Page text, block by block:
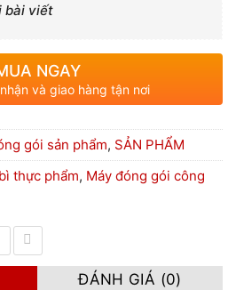
bài viết
NGAY
và giao hàng tận nơi
gói sản phẩm, SẢN PHẨM
thực phẩm, Máy đóng gói công
ĐÁNH GIÁ (0)